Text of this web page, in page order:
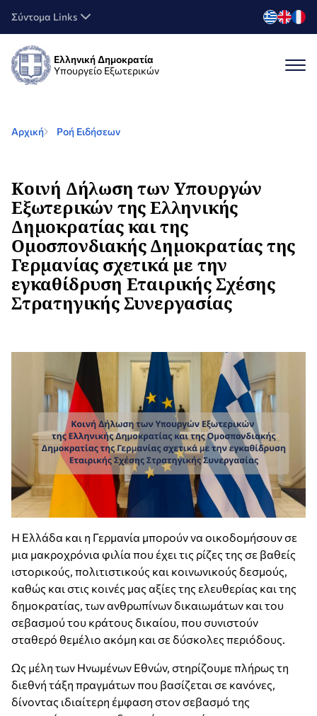
Σύντομα Links
Ελληνική Δημοκρατία
Υπουργείο Εξωτερικών
Αρχική Ροή Ειδήσεων
Κοινή Δήλωση των Υπουργών
Εξωτερικών της Ελληνικής
Δημοκρατίας και της
Ομοσπονδιακής Δημοκρατίας της
Γερμανίας σχετικά με την
εγκαθίδρυση Εταιρικής Σχέσης
Στρατηγικής Συνεργασίας
Η Ελλάδα και η Γερμανία μπορούν να οικοδομήσουν σε
μια μακροχρόνια φιλία που έχει τις ρίζες της σε βαθείς
ιστορικούς, πολιτιστικούς και κοινωνικούς δεσμούς,
καθώς και στις κοινές μας αξίες της ελευθερίας και της
δημοκρατίας, των ανθρωπίνων δικαιωμάτων και του
σεβασμού του κράτους δικαίου, που συνιστούν
σταθερό θεμέλιο ακόμη και σε δύσκολες περιόδους.
Ως μέλη των Ηνωμένων Εθνών, στηρίζουμε πλήρως τη
διεθνή τάξη πραγμάτων που βασίζεται σε κανόνες,
δίνοντας ιδιαίτερη έμφαση στον σεβασμό της